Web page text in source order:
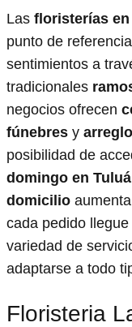
Las floristerías en
punto de
sentimientos a
tradicionales
negocios ofrecen
fúnebres y
posibilidad de
domingo en Tuluá
domicilio
cada pedido
variedad de
adaptarse a todo
Floristeria